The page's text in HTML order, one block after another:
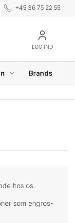
+45 36 75 22 55
LOG IND
Brands
hos os.
som engros-